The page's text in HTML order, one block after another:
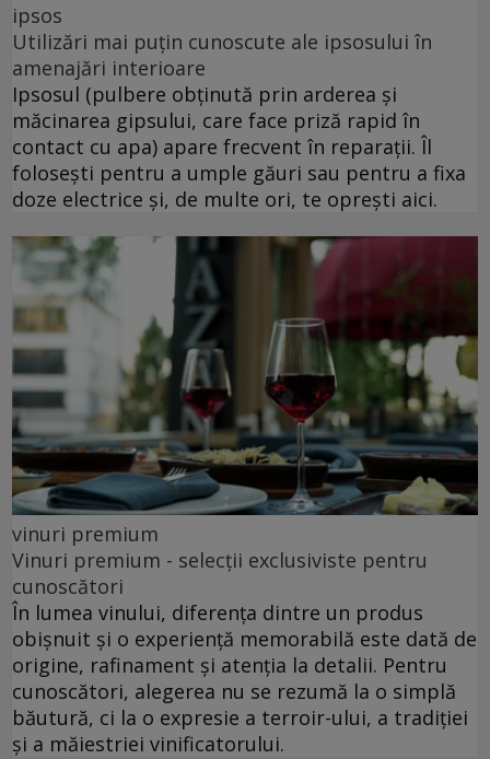
ipsos
Utilizări mai puțin cunoscute ale ipsosului în
amenajări interioare
Ipsosul (pulbere obținută prin arderea și
măcinarea gipsului, care face priză rapid în
contact cu apa) apare frecvent în reparații. Îl
folosești pentru a umple găuri sau pentru a fixa
doze electrice și, de multe ori, te oprești aici.
vinuri premium
Vinuri premium - selecții exclusiviste pentru
cunoscători
În lumea vinului, diferența dintre un produs
obișnuit și o experiență memorabilă este dată de
origine, rafinament și atenția la detalii. Pentru
cunoscători, alegerea nu se rezumă la o simplă
băutură, ci la o expresie a terroir-ului, a tradiției
și a măiestriei vinificatorului.